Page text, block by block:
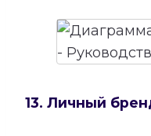
13. Личный